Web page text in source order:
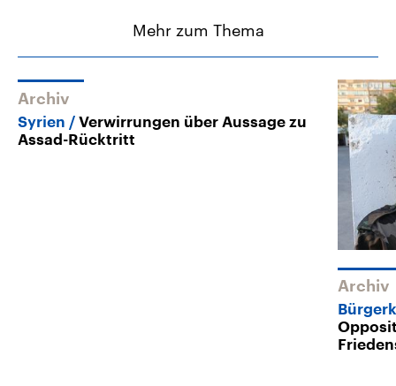
Mehr zum Thema
Archiv
Syrien
Verwirrungen über Aussage zu
Assad-Rücktritt
Archiv